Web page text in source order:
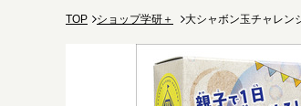
TOP ショップ学研＋ 大シャボン玉チャレン